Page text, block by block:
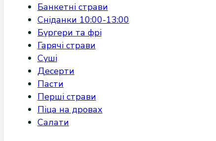
Банкетні страви
Сніданки 10:00-13:00
Бургери та фрі
Гарячі страви
Суші
Десерти
Пасти
Перші страви
Піца на дровах
Салати